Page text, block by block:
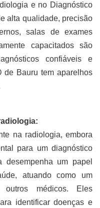
e no Diagnóstico
alta qualidade, precisão
salas de exames
capacitados são
confiáveis e
de Bauru tem aparelhos
na radiologia, embora
para um diagnóstico
desempenha um papel
atuando como um
outros médicos. Eles
identificar doenças e